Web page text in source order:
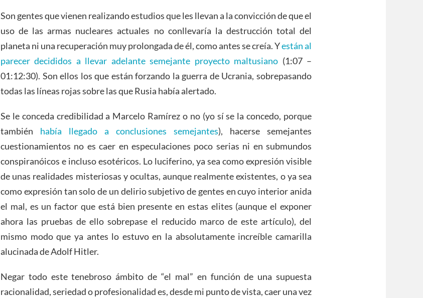
Son gentes que vienen realizando estudios que les llevan a la convicción de que el
uso de las armas nucleares actuales no conllevaría la destrucción total del
planeta ni una recuperación muy prolongada de él, como antes se creía. Yestán al
parecer decididos a llevar adelante semejante proyecto maltusiano (1:07 –
01:12:30). Son ellos los que están forzando la guerra de Ucrania, sobrepasando
todas las líneas rojas sobre las que Rusia había alertado.
Se le conceda credibilidad a Marcelo Ramírez o no (yo sí se la concedo, porque
también había llegado a conclusiones semejantes), hacerse semejantes
cuestionamientos no es caer en especulaciones poco serias ni en submundos
conspiranóicos e incluso esotéricos. Lo luciferino, ya sea como expresión visible
de unas realidades misteriosas y ocultas, aunque realmente existentes, o ya sea
como expresión tan solo de un delirio subjetivo de gentes en cuyo interior anida
el mal, es un factor que está bien presente en estas elites (aunque el exponer
ahora las pruebas de ello sobrepase el reducido marco de este artículo), del
mismo modo que ya antes lo estuvo en la absolutamente increíble camarilla
alucinada de Adolf Hitler.
Negar todo este tenebroso ámbito de “el mal” en función de una supuesta
racionalidad, seriedad o profesionalidad es, desde mi punto de vista, caer una vez